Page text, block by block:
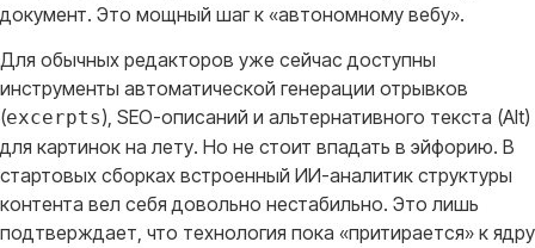
документ. Это мощный шаг к «автономному вебу».
Для обычных редакторов уже сейчас доступны
инструменты автоматической генерации отрывков
(excerpts), SEO-описаний и альтернативного текста (Alt)
для картинок на лету. Но не стоит впадать в эйфорию. В
стартовых сборках встроенный ИИ-аналитик структуры
контента вел себя довольно нестабильно. Это лишь
подтверждает, что технология пока «притирается» к ядру